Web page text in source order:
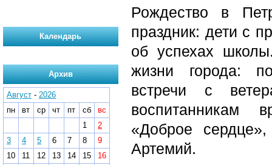
Рождество в
праздник: дети с
об успехах
жизни города:
встречи с
воспитанникам
«Доброе
Артемий.
Календарь
Архив
Август - 2026
пн
вт ср чт пт сб
вс
1
2
3
4 5 6 7 8
9
10
11 12 13 14 15
16